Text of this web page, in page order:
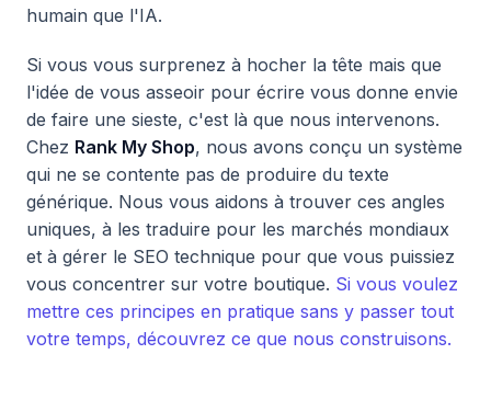
humain que l'IA.
Si vous vous surprenez à hocher la tête mais que
l'idée de vous asseoir pour écrire vous donne envie
de faire une sieste, c'est là que nous intervenons.
Chez Rank My Shop, nous avons conçu un système
qui ne se contente pas de produire du texte
générique. Nous vous aidons à trouver ces angles
uniques, à les traduire pour les marchés mondiaux
et à gérer le SEO technique pour que vous puissiez
vous concentrer sur votre boutique. Si vous voulez
mettre ces principes en pratique sans y passer tout
votre temps, découvrez ce que nous construisons.